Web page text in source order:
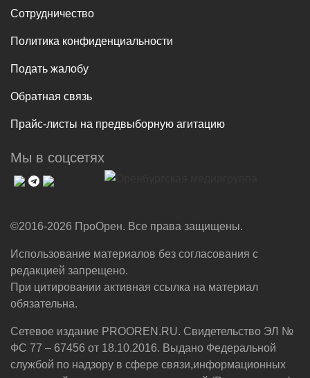
Сотрудничество
Политика конфиденциальности
Подать жалобу
Обратная связь
Прайс-листы на предвыборную агитацию
Мы в соцсетях
©2016-2026 ПроОрен. Все права защищены.
Использование материалов без согласования с
редакцией запрещено.
При цитировании активная ссылка на материал
обязательна.
Сетевое издание PROOREN.RU. Свидетельство ЭЛ №
ФС 77 – 67456 от 18.10.2016. Выдано Федеральной
службой по надзору в сфере связи,информационных